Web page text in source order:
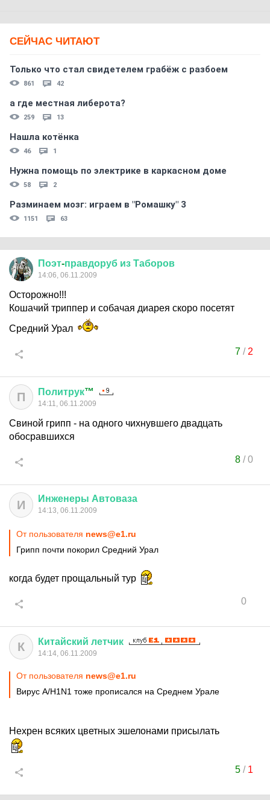
СЕЙЧАС ЧИТАЮТ
Только что стал свидетелем грабёж с разбоем
861 42
а где местная либерота?
259 13
Нашла котёнка
46 1
Нужна помощь по электрике в каркасном доме
58 2
Разминаем мозг: играем в "Ромашку" 3
1151 63
Поэт-правдоруб из Таборов
14:06, 06.11.2009
Осторожно!!!
Кошачий триппер и собачая диарея скоро посетят
Средний Урал
7/ 2
П Политрук™
14:11, 06.11.2009
Свиной грипп - на одного чихнувшего двадцать
обосравшихся
8/0
И Инженеры Автоваза
14:13, 06.11.2009
От пользователя news@e1.ru
Грипп почти покорил Средний Урал
когда будет прощальный тур
0
К Китайский летчик
14:14, 06.11.2009
От пользователя news@e1.ru
Вирус A/H1N1 тоже прописался на Среднем Урале
Нехрен всяких цветных эшелонами присылать
5/ 1